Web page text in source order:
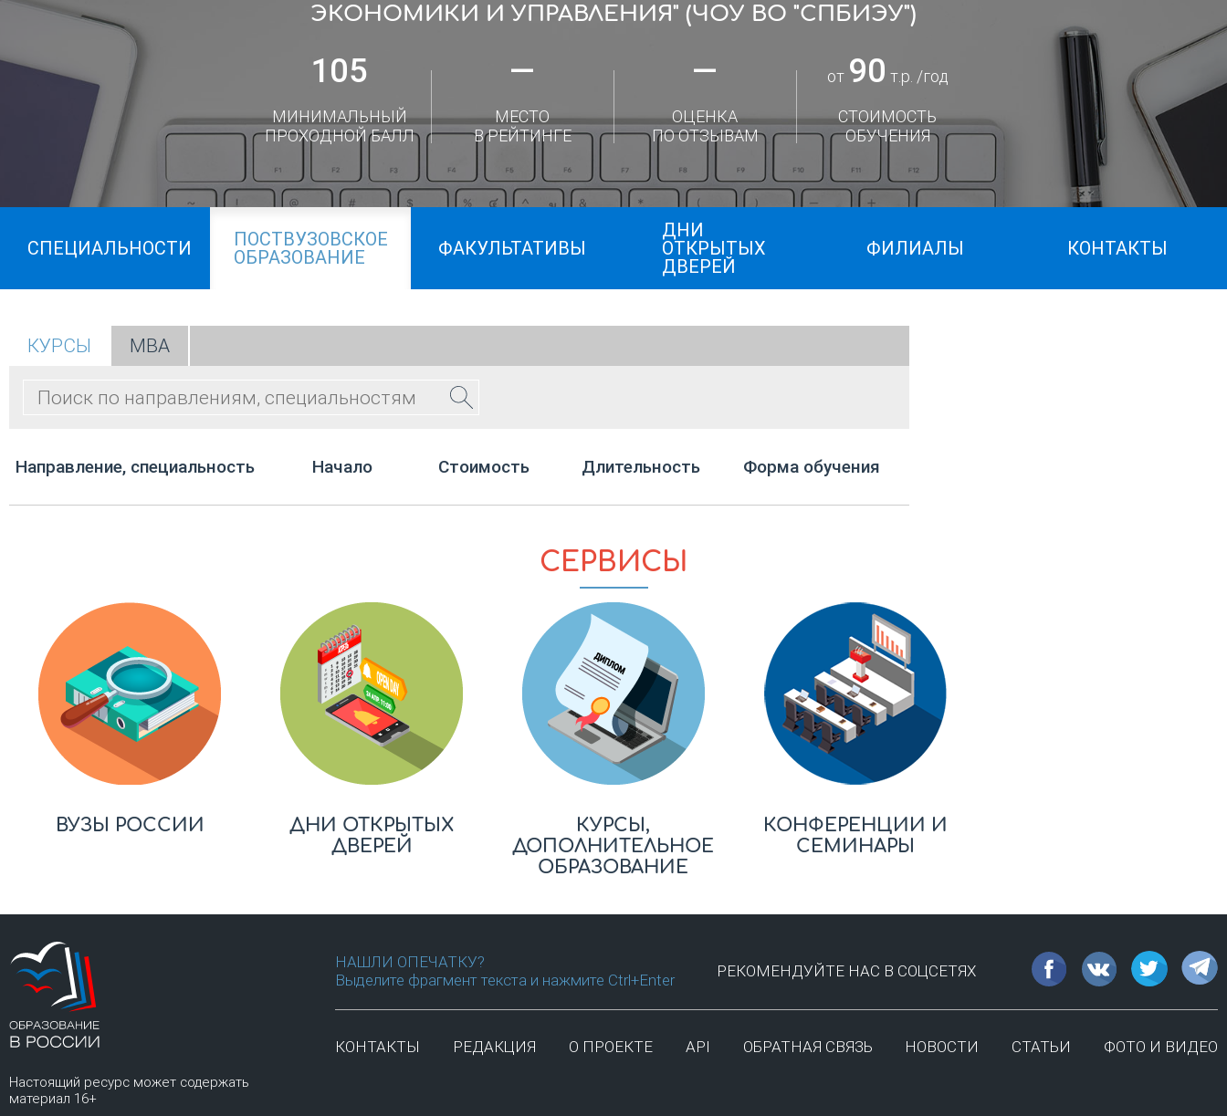
ЭКОНОМИКИ И УПРАВЛЕНИЯ" (ЧОУ ВО "СПБИЭУ")
105
МИНИМАЛЬНЫЙ
ПРОХОДНОЙ БАЛЛ
—
МЕСТО
В РЕЙТИНГЕ
—
ОЦЕНКА
ПО ОТЗЫВАМ
от 90 т.р. /год
СТОИМОСТЬ
ОБУЧЕНИЯ
СПЕЦИАЛЬНОСТИ
ПОСТВУЗОВСКОЕ
ОБРАЗОВАНИЕ
ФАКУЛЬТАТИВЫ
ДНИ
ОТКРЫТЫХ
ДВЕРЕЙ
ФИЛИАЛЫ КОНТАКТЫ
КУРСЫ МВА
Направление, специальность Начало Стоимость Длительность Форма обучения
СЕРВИСЫ
ВУЗЫ РОССИИ
ДНИ ОТКРЫТЫХ
ДВЕРЕЙ
КУРСЫ,
ДОПОЛНИТЕЛЬНОЕ
ОБРАЗОВАНИЕ
КОНФЕРЕНЦИИ И
СЕМИНАРЫ
Настоящий ресурс может содержать
материал 16+
НАШЛИ ОПЕЧАТКУ?
Выделите фрагмент текста и нажмите Ctrl+Enter
РЕКОМЕНДУЙТЕ НАС В СОЦСЕТЯХ
КОНТАКТЫ РЕДАКЦИЯ О ПРОЕКТЕ API ОБРАТНАЯ СВЯЗЬ НОВОСТИ СТАТЬИ ФОТО И ВИДЕО